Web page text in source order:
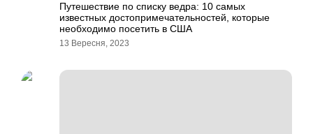
Путешествие по списку ведра: 10 самых
известных достопримечательностей, которые
необходимо посетить в США
13 Вересня, 2023